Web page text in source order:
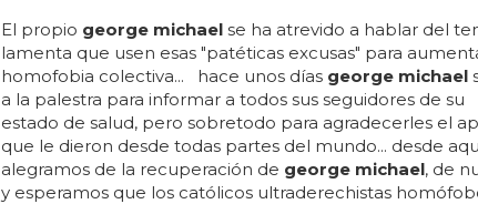
El propio george michaelse ha atrevido a hablar del
lamenta que usen esas "patéticas excusas" para
homofobia colectiva... hace unos días george michael
a la palestra para informar a todos sus seguidores de su
estado de salud, pero sobretodo para agradecerles el
que le dieron desde todas partes del mundo... desde
alegramos de la recuperación de george michael, de
y esperamos que los católicos ultraderechistas